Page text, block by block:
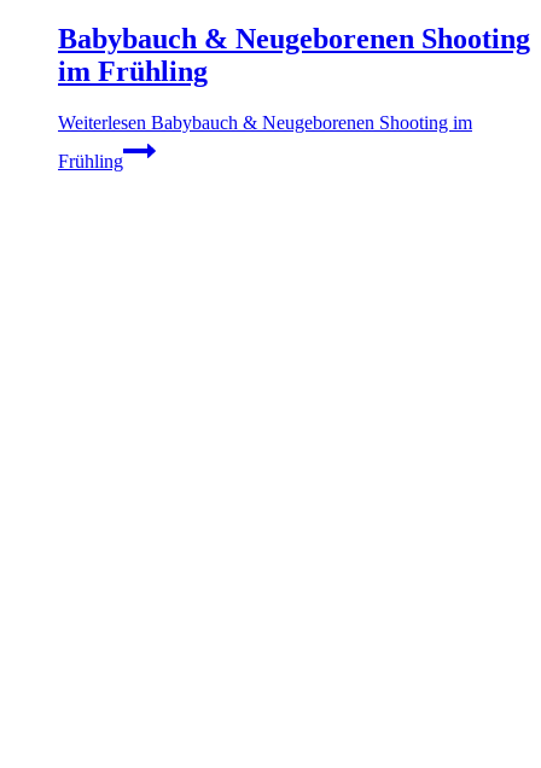
Babybauch & Neugeborenen Shooting
im Frühling
Weiterlesen Babybauch & Neugeborenen Shooting im
Frühling